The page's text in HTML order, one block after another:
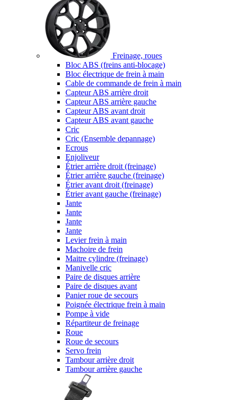
Freinage, roues
Bloc ABS (freins anti-blocage)
Bloc électrique de frein à main
Cable de commande de frein à main
Capteur ABS arrière droit
Capteur ABS arrière gauche
Capteur ABS avant droit
Capteur ABS avant gauche
Cric
Cric (Ensemble depannage)
Ecrous
Enjoliveur
Étrier arrière droit (freinage)
Étrier arrière gauche (freinage)
Étrier avant droit (freinage)
Étrier avant gauche (freinage)
Jante
Jante
Jante
Jante
Levier frein à main
Machoire de frein
Maitre cylindre (freinage)
Manivelle cric
Paire de disques arrière
Paire de disques avant
Panier roue de secours
Poignée électrique frein à main
Pompe à vide
Répartiteur de freinage
Roue
Roue de secours
Servo frein
Tambour arrière droit
Tambour arrière gauche